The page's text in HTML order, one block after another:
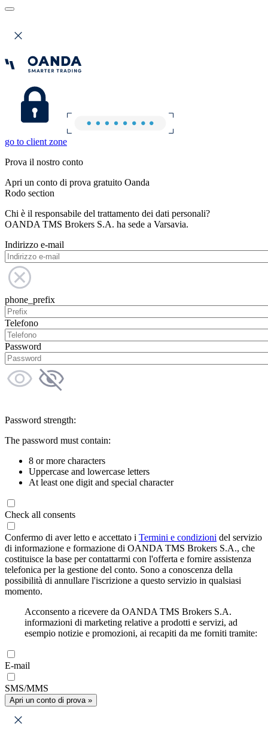
go to client zone
Prova il nostro conto
Apri un conto di prova gratuito Oanda
Rodo section
Chi è il responsabile del trattamento dei dati personali?
OANDA TMS Brokers S.A. ha sede a Varsavia.
Indirizzo e-mail
phone_prefix
Telefono
Password
Password strength:
The password must contain:
8 or more characters
Uppercase and lowercase letters
At least one digit and special character
Check all consents
Confermo di aver letto e accettato i Termini e condizioni del servizio
di informazione e formazione di OANDA TMS Brokers S.A., che
costituisce la base per contattarmi con l'offerta e fornire assistenza
telefonica per la gestione del conto. Sono a conoscenza della
possibilità di annullare l'iscrizione a questo servizio in qualsiasi
momento.
Acconsento a ricevere da OANDA TMS Brokers S.A.
informazioni di marketing relative a prodotti e servizi, ad
esempio notizie e promozioni, ai recapiti da me forniti tramite:
E-mail
SMS/MMS
Apri un conto di prova »